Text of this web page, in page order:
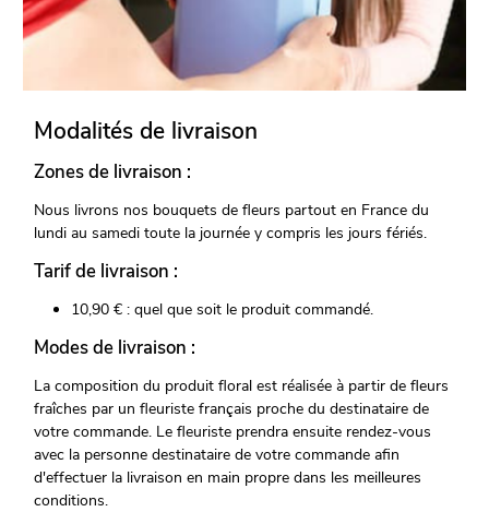
Modalités de livraison
Zones de livraison :
Nous livrons nos bouquets de fleurs partout en France du
lundi au samedi toute la journée y compris les jours fériés.
Tarif de livraison :
10,90 € : quel que soit le produit commandé.
Modes de livraison :
La composition du produit floral est réalisée à partir de fleurs
fraîches par un fleuriste français proche du destinataire de
votre commande. Le fleuriste prendra ensuite rendez-vous
avec la personne destinataire de votre commande afin
d'effectuer la livraison en main propre dans les meilleures
conditions.